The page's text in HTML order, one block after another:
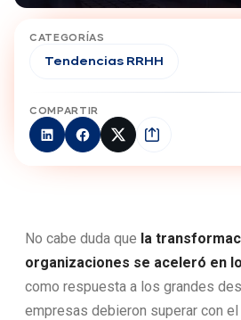
CATEGORÍAS
Tendencias RRHH
COMPARTIR
No cabe duda que la
organizaciones se aceleró en
como respuesta a los grandes
empresas debieron superar con